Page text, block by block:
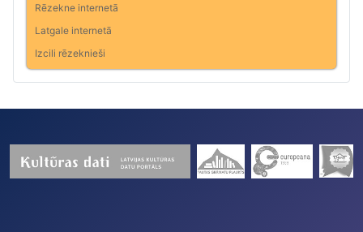
Rēzekne internetā
Latgale internetā
Izcili rēzeknieši